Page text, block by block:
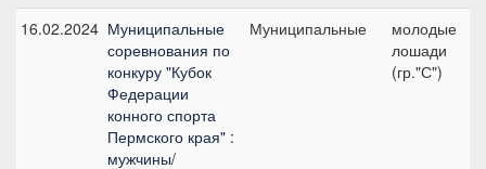
16.02.2024 Муниципальные
соревнования по
конкуру "Кубок
Федерации
конного спорта
Пермского края" :
мужчины/
Муниципальные
молодые
лошади
(гр."С")